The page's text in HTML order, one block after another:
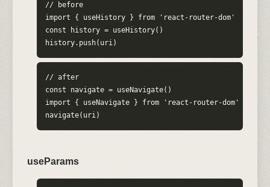
// before
import { useHistory } from 'react-router-dom'
const history = useHistory()
history.push(uri)
// after
const navigate = useNavigate()
import { useNavigate } from 'react-router-dom'
navigate(uri)
useParams